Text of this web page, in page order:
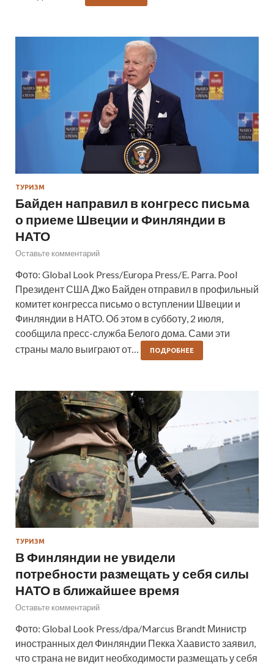
ТУРИЗМ
Байден направил в конгресс письма
о приеме Швеции и Финляндии в
НАТО
Оставьте комментарий
Фото: Global Look Press/Europa Press/E. Parra. Pool
Президент США Джо Байден отправил в профильный
комитет конгресса письмо о вступлении Швеции и
Финляндии в НАТО. Об этом в субботу, 2 июля,
сообщила пресс-служба Белого дома. Сами эти
страны мало выиграют от…
ПОДРОБНЕЕ
ТУРИЗМ
В Финляндии не увидели
потребности размещать у себя силы
НАТО в ближайшее время
Оставьте комментарий
Фото: Global Look Press/dpa/Marcus Brandt Министр
иностранных дел Финляндии Пекка Хаависто заявил,
что страна не видит необходимости размещать у себя